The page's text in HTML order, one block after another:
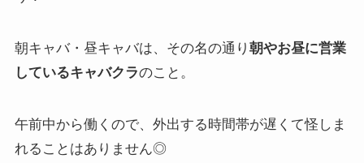
朝キャバ・昼キャバは、その名の通り 朝やお昼に営業
しているキャバクラのこと。
午前中から働くので、外出する時間帯が遅くて怪しま
れることはありません◎